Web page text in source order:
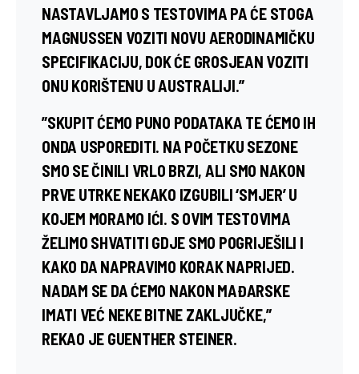
NASTAVLJAMO S TESTOVIMA PA ĆE STOGA
MAGNUSSEN VOZITI NOVU AERODINAMIČKU
SPECIFIKACIJU, DOK ĆE GROSJEAN VOZITI
ONU KORIŠTENU U AUSTRALIJI.”
”SKUPIT ĆEMO PUNO PODATAKA TE ĆEMO IH
ONDA USPOREDITI. NA POČETKU SEZONE
SMO SE ČINILI VRLO BRZI, ALI SMO NAKON
PRVE UTRKE NEKAKO IZGUBILI ‘SMJER’ U
KOJEM MORAMO IĆI. S OVIM TESTOVIMA
ŽELIMO SHVATITI GDJE SMO POGRIJEŠILI I
KAKO DA NAPRAVIMO KORAK NAPRIJED.
NADAM SE DA ĆEMO NAKON MAĐARSKE
IMATI VEĆ NEKE BITNE ZAKLJUČKE,”
REKAO JE GUENTHER STEINER.